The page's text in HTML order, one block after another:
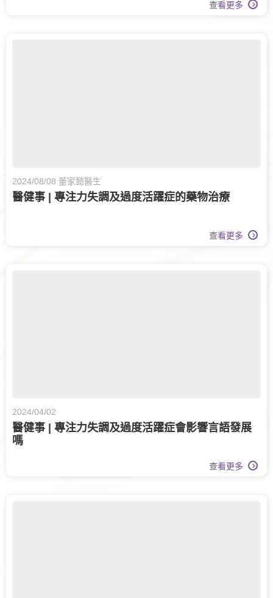
查看更多
2024/08/08 董家懿醫生
醫健事 | 專注力失調及過度活躍症的藥物治療
查看更多
2024/04/02
醫健事 | 專注力失調及過度活躍症會影響言語發展
嗎
查看更多